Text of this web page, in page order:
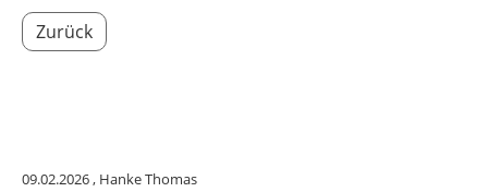
Zurück
09.02.2026, Hanke Thomas